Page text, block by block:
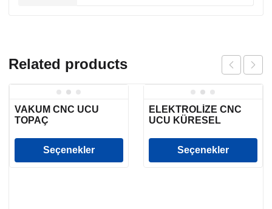
Related products
VAKUM CNC UCU
TOPAÇ
Seçenekler
ELEKTROLİZE CNC
UCU KÜRESEL
Seçenekler